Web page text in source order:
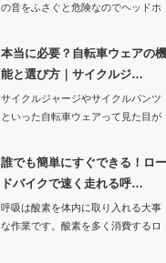
の音をふさぐと危険なのでヘッドホ
本当に必要？自転車ウェアの機
能と選び方｜サイクルジ…
サイクルジャージやサイクルパンツ
といった自転車ウェアって見た目が
誰でも簡単にすぐできる！ロー
ドバイクで速く走れる呼…
呼吸は酸素を体内に取り入れる大事
な作業です。酸素を多く消費するロ